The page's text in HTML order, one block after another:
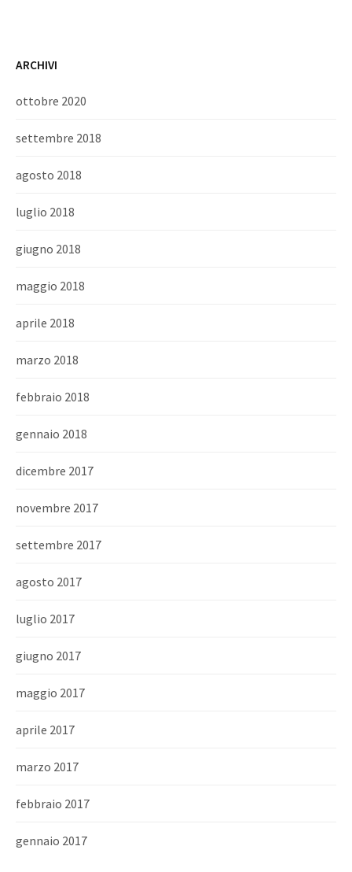
ARCHIVI
ottobre 2020
settembre 2018
agosto 2018
luglio 2018
giugno 2018
maggio 2018
aprile 2018
marzo 2018
febbraio 2018
gennaio 2018
dicembre 2017
novembre 2017
settembre 2017
agosto 2017
luglio 2017
giugno 2017
maggio 2017
aprile 2017
marzo 2017
febbraio 2017
gennaio 2017